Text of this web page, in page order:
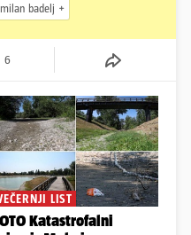
milan badelj
6